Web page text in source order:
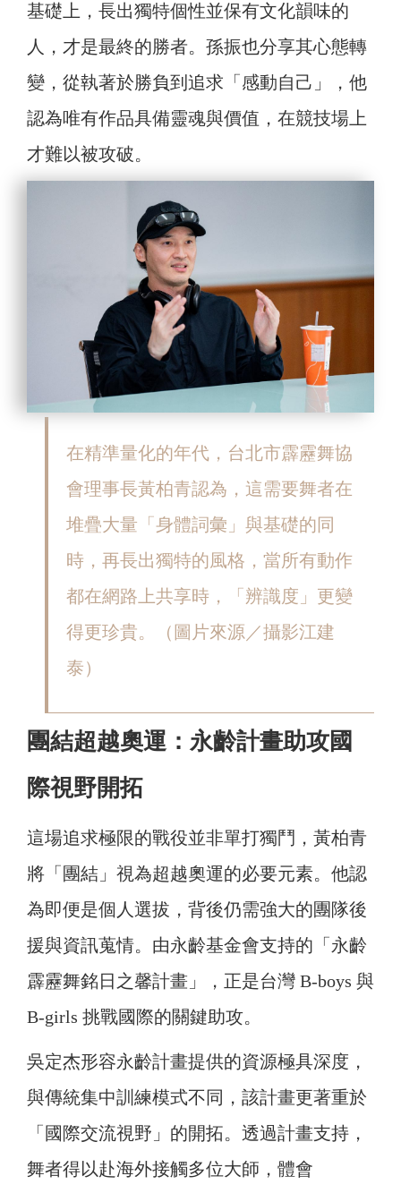
基礎上，長出獨特個性並保有文化韻味的
人，才是最終的勝者。孫振也分享其心態轉
變，從執著於勝負到追求「感動自己」，他
認為唯有作品具備靈魂與價值，在競技場上
才難以被攻破。
在精準量化的年代，台北市霹靂舞協
會理事長黃柏青認為，這需要舞者在
堆疊大量「身體詞彙」與基礎的同
時，再長出獨特的風格，當所有動作
都在網路上共享時，「辨識度」更變
得更珍貴。（圖片來源／攝影江建
泰）
團結超越奧運：永齡計畫助攻國
際視野開拓
這場追求極限的戰役並非單打獨鬥，黃柏青
將「團結」視為超越奧運的必要元素。他認
為即便是個人選拔，背後仍需強大的團隊後
援與資訊蒐情。由永齡基金會支持的「永齡
霹靂舞銘日之馨計畫」，正是台灣 B-boys 與
B-girls 挑戰國際的關鍵助攻。
吳定杰形容永齡計畫提供的資源極具深度，
與傳統集中訓練模式不同，該計畫更著重於
「國際交流視野」的開拓。透過計畫支持，
舞者得以赴海外接觸多位大師，體會